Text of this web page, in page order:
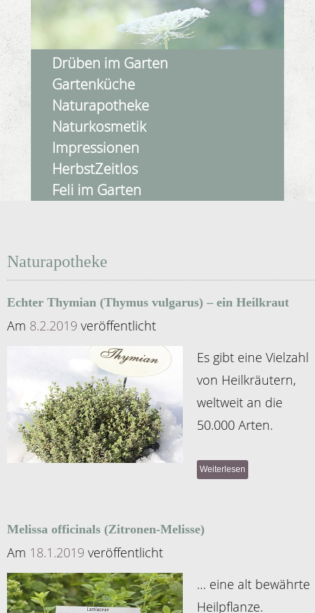
Drüben im Garten
Gartenküche
Naturapotheke
Naturkosmetik
Impressionen
HerbstZeitlos
Feli im Garten
Naturapotheke
Echter Thymian (Thymus vulgarus) – ein Heilkraut
Am 8.2.2019 veröffentlicht
Es gibt eine Vielzahl
von Heilkräutern,
weltweit an die
50.000 Arten.
Weiterlesen
Melissa officinals (Zitronen-Melisse)
Am 18.1.2019 veröffentlicht
… eine alt bewährte
Heilpflanze.